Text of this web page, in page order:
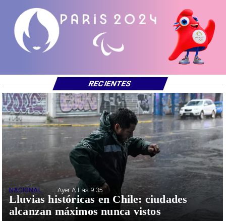
Lluvias históricas en Chile: ciudades
alcanzan máximos nunca vistos
NACIONAL Ayer A Las 9:35
RECIENTES